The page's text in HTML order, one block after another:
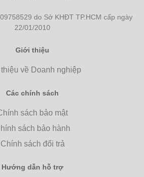
do Sở KHĐT TP.HCM cấp ngày
22/01/2010
Giới thiệu
về Doanh nghiệp
Các chính sách
sách bảo mật
sách bảo hành
Chính sách đổi trả
Hướng dẫn hỗ trợ